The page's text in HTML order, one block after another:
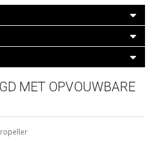
MET OPVOUWBARE